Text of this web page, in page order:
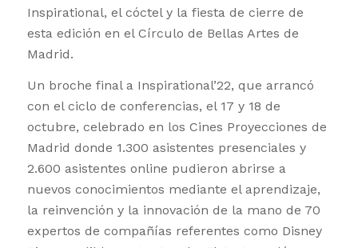
Inspirational, el cóctel y la fiesta de cierre de
esta edición en el Círculo de Bellas Artes de
Madrid.
Un broche final a Inspirational’22, que arrancó
con el ciclo de conferencias, el 17 y 18 de
octubre, celebrado en los Cines Proyecciones de
Madrid donde 1.300 asistentes presenciales y
2.600 asistentes online pudieron abrirse a
nuevos conocimientos mediante el aprendizaje,
la reinvención y la innovación de la mano de 70
expertos de compañías referentes como Disney